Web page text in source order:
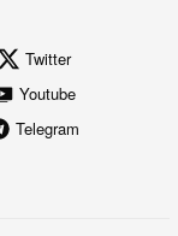
Twitter
Youtube
Telegram